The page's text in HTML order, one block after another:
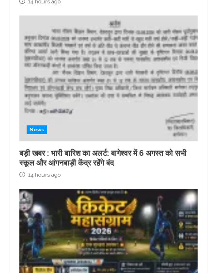
14 hours ago
News
बड़ी खबर : भारी बारिश का अलर्ट: बागेश्वर में 6 अगस्त को सभी
स्कूल और आंगनबाड़ी केंद्र रहेंगे बंद
14 hours ago